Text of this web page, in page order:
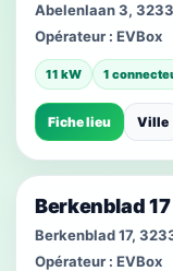
Abelenlaan 3,
Opérateur : EVBox
11 kW 1
Fiche lieu Ville
Berkenblad 17
Berkenblad 17,
Opérateur : EVBox